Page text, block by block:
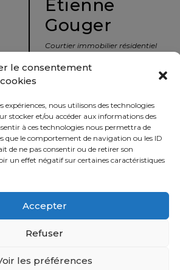
le consentement
expériences, nous utilisons des technologies
stocker et/ou accéder aux informations des
à ces technologies nous permettra de
que le comportement de navigation ou les ID
de ne pas consentir ou de retirer son
un effet négatif sur certaines caractéristiques
Accepter
Refuser
les préférences
Étienne
Gouger
Courtier immobilier résidentiel
450 229-2992
50 rue morin,
Sainte-Adèle, Québec
J8B 2P7
Partager
Politique